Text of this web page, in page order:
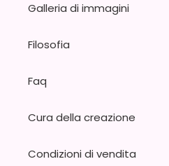
Galleria di immagini
Filosofia
Faq
Cura della creazione
Condizioni di vendita